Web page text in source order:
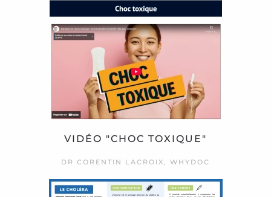
VIDÉO "CHOC TOXIQUE"
DR CORENTIN LACROIX, WHYDOC